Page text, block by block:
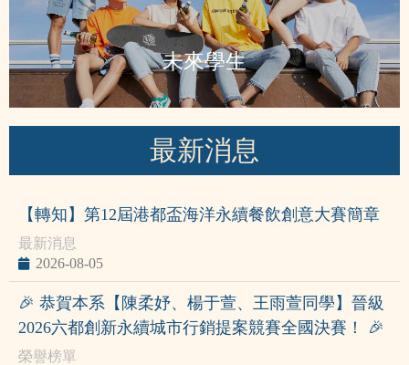
未來學生
最新消息
【轉知】第12屆港都盃海洋永續餐飲創意大賽簡章
最新消息
2026-08-05
🎉 恭賀本系【陳柔妤、楊于萱、王雨萱同學】晉級
2026六都創新永續城市行銷提案競賽全國決賽！ 🎉
榮譽榜單